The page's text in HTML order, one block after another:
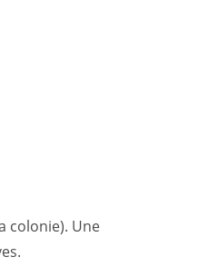
colonie). Une